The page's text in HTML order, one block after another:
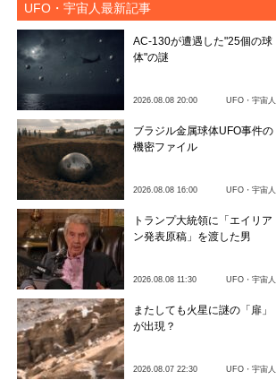
UFO・宇宙人最新記事
AC-130が遭遇した"25個の球
体"の謎
2026.08.08 20:00 UFO・宇宙人
ブラジル金属球体UFO事件の
機密ファイル
2026.08.08 16:00 UFO・宇宙人
トランプ大統領に「エイリア
ン発表原稿」を渡した男
2026.08.08 11:30 UFO・宇宙人
またしても火星に謎の「扉」
が出現？
2026.08.07 22:30 UFO・宇宙人